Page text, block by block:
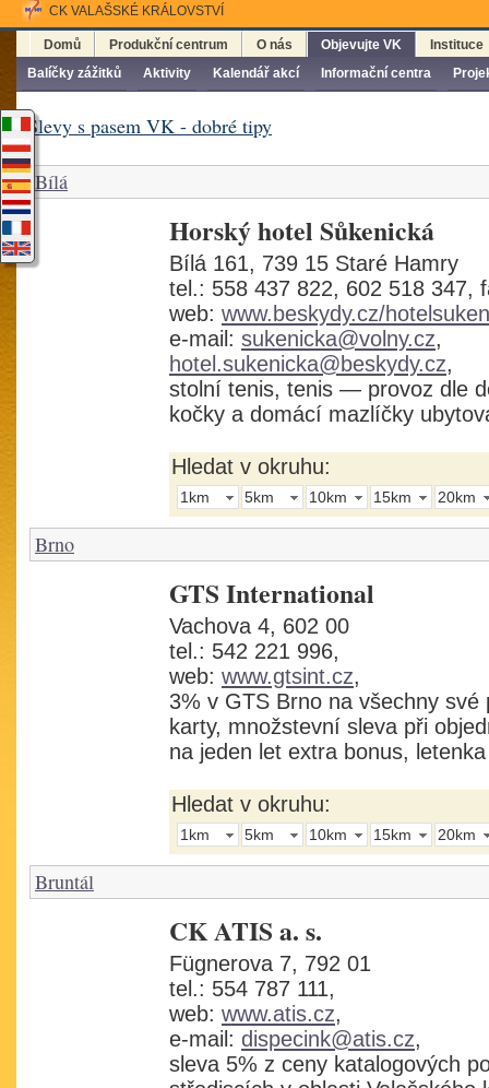
CK VALAŠSKÉ KRÁLOVSTVÍ
Domů
Balíčky zážitků
Aktivity Kalendář akcí Informační centra
Produkční centrum O nás Objevujte VK Instituce
Slevy s pasem VK - dobré tipy
Bílá
Horský hotel Sůkenická
Bílá 161, 739 15 Staré Hamry
tel.: 558 437 822, 602 518 347,
web: www.beskydy.cz/
e-mail: sukenicka@volny.cz,
hotel.sukenicka@beskydy.cz,
stolní tenis, tenis — provoz dle
kočky a domácí mazlíčky
Hledat v okruhu:
1km 5km 10km 15km 20km
Brno
GTS International
Vachova 4, 602 00
tel.: 542 221 996,
web: www.gtsint.cz,
3% v GTS Brno na všechny své
karty, množstevní sleva při
na jeden let extra bonus,
Hledat v okruhu:
1km 5km 10km 15km 20km
Bruntál
CK ATIS a. s.
Fügnerova 7, 792 01
tel.: 554 787 111,
web: www.atis.cz,
e-mail: dispecink@atis.cz,
sleva 5% z ceny katalogových